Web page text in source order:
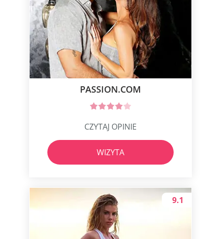
PASSION.COM
CZYTAJ OPINIE
WIZYTA
9.1